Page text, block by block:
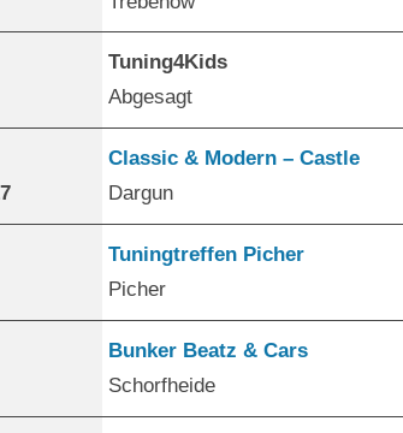
Tuning4Kids
Abgesagt
Classic & Modern – Castle
Dargun
Tuningtreffen Picher
Picher
Bunker Beatz & Cars
Schorfheide